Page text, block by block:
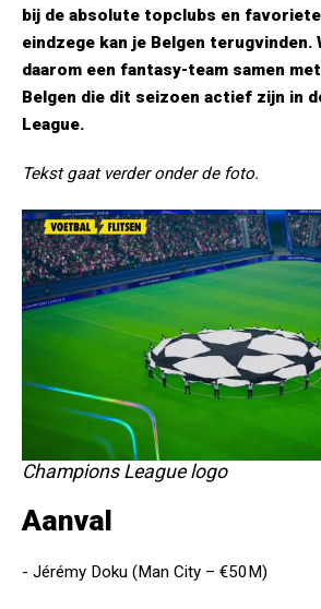
bij de absolute topclubs en
eindzege kan je Belgen terugvinden.
daarom een fantasy-team samen
Belgen die dit seizoen actief zijn in
League.
Tekst gaat verder onder de foto.
Champions League logo
Aanval
- Jérémy Doku (Man City – €50M)